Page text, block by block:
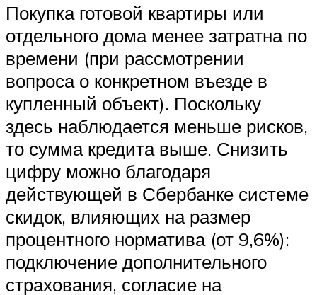
Покупка готовой квартиры или
отдельного дома менее затратна по
времени (при рассмотрении
вопроса о конкретном въезде в
купленный объект). Поскольку
здесь наблюдается меньше рисков,
то сумма кредита выше. Снизить
цифру можно благодаря
действующей в Сбербанке системе
скидок, влияющих на размер
процентного норматива (от 9,6%):
подключение дополнительного
страхования, согласие на